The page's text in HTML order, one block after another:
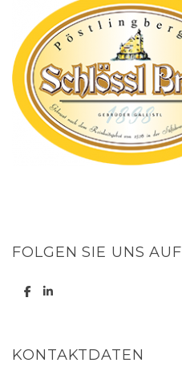
FOLGEN SIE UNS AUF
KONTAKTDATEN